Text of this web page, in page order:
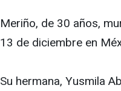
Meriño, de 30 años,
13 de diciembre en
Su hermana, Yusmila